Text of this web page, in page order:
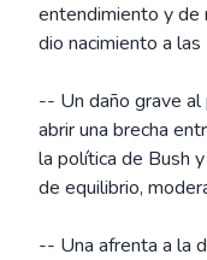
entendimiento y de
dio nacimiento a
-- Un daño grave al
abrir una brecha
la política de Bush
de equilibrio,
-- Una afrenta a la